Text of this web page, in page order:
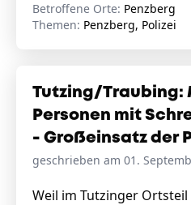
Betroffene Orte: Penzberg
Themen: Penzberg, Polizei
Tutzing/Traubing:
Personen mit
- Großeinsatz der
geschrieben am 01.
Weil im Tutzinger